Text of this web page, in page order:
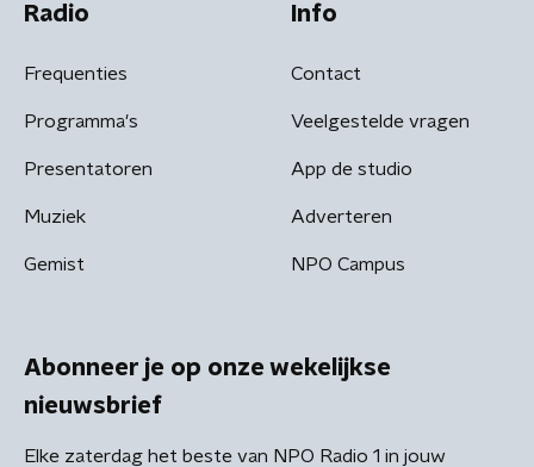
Radio
Frequenties
Programma's
Presentatoren
Muziek
Gemist
Info
Contact
Veelgestelde vragen
App de studio
Adverteren
NPO Campus
Abonneer je op onze wekelijkse
nieuwsbrief
Elke zaterdag het beste van NPO Radio 1 in jouw